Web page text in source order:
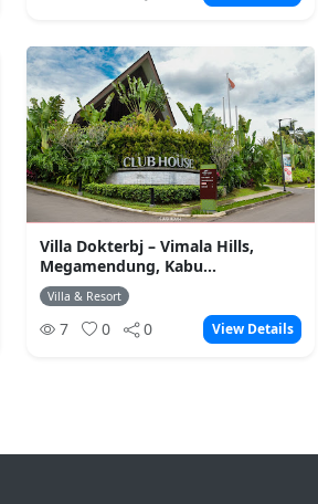
Villa Dokterbj – Vimala Hills,
Megamendung, Kabu...
Villa & Resort
7 0 0 View Details